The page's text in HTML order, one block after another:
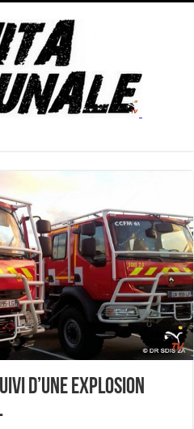
d’une explosion